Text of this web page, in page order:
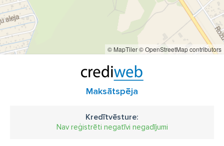
© MapTiler© OpenStreetMap contributors
Maksātspēja
Kredītvēsture:
Nav reģistrēti negatīvi negadījumi